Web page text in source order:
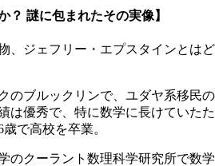
？ 謎に包まれたその実像】
、ジェフリー・エプスタインとはど
のブルックリンで、ユダヤ系移民の
は優秀で、特に数学に長けていたた
で高校を卒業。
のクーラント数理科学研究所で数学